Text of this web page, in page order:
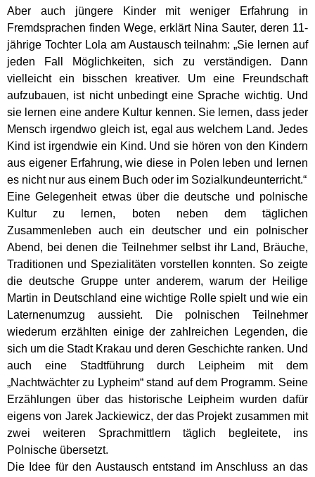
Aber auch jüngere Kinder mit weniger Erfahrung in
Fremdsprachen finden Wege, erklärt Nina Sauter, deren 11-
jährige Tochter Lola am Austausch teilnahm: „Sie lernen auf
jeden Fall Möglichkeiten, sich zu verständigen. Dann
vielleicht ein bisschen kreativer. Um eine Freundschaft
aufzubauen, ist nicht unbedingt eine Sprache wichtig. Und
sie lernen eine andere Kultur kennen. Sie lernen, dass jeder
Mensch irgendwo gleich ist, egal aus welchem Land. Jedes
Kind ist irgendwie ein Kind. Und sie hören von den Kindern
aus eigener Erfahrung, wie diese in Polen leben und lernen
es nicht nur aus einem Buch oder im Sozialkundeunterricht.“
Eine Gelegenheit etwas über die deutsche und polnische
Kultur zu lernen, boten neben dem täglichen
Zusammenleben auch ein deutscher und ein polnischer
Abend, bei denen die Teilnehmer selbst ihr Land, Bräuche,
Traditionen und Spezialitäten vorstellen konnten. So zeigte
die deutsche Gruppe unter anderem, warum der Heilige
Martin in Deutschland eine wichtige Rolle spielt und wie ein
Laternenumzug aussieht. Die polnischen Teilnehmer
wiederum erzählten einige der zahlreichen Legenden, die
sich um die Stadt Krakau und deren Geschichte ranken. Und
auch eine Stadtführung durch Leipheim mit dem
„Nachtwächter zu Lypheim“ stand auf dem Programm. Seine
Erzählungen über das historische Leipheim wurden dafür
eigens von Jarek Jackiewicz, der das Projekt zusammen mit
zwei weiteren Sprachmittlern täglich begleitete, ins
Polnische übersetzt.
Die Idee für den Austausch entstand im Anschluss an das